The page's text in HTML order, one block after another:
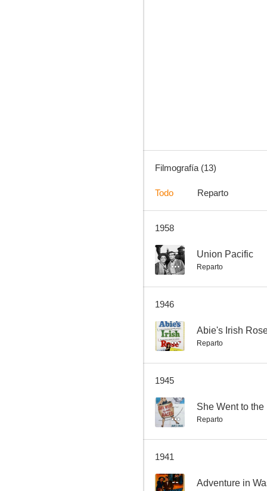
Let's Make a Million
Filmografía (13)
Todo Reparto
1958
-- Union Pacific
Reparto
1946
-- Abie's Irish
Reparto
1945
-- She Went to the
Reparto
1941
-- Adventure in